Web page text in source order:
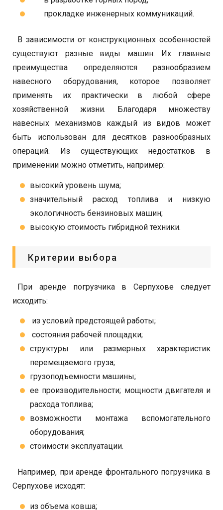
прокладке инженерных коммуникаций.
В зависимости от конструкционных особенностей
существуют разные виды машин. Их главные
преимущества определяются разнообразием
навесного оборудования, которое позволяет
применять их практически в любой сфере
хозяйственной жизни. Благодаря множеству
навесных механизмов каждый из видов может
быть использован для десятков разнообразных
операций. Из существующих недостатков в
применении можно отметить, например:
высокий уровень шума;
значительный расход топлива и низкую
экологичность бензиновых машин;
высокую стоимость гибридной техники.
Критерии выбора
При аренде погрузчика в Серпухове следует
исходить:
из условий предстоящей работы;
состояния рабочей площадки;
структуры или размерных характеристик
перемещаемого груза;
грузоподъемности машины;
ее производительности; мощности двигателя и
расхода топлива;
возможности монтажа вспомогательного
оборудования;
стоимости эксплуатации.
Например, при аренде фронтального погрузчика в
Серпухове исходят:
из объема ковша;